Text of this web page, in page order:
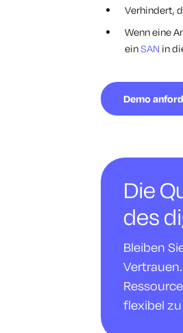
Verhindert,
Wenn eine
einSAN in
Demo
Die
des
Bleiben
flexibel